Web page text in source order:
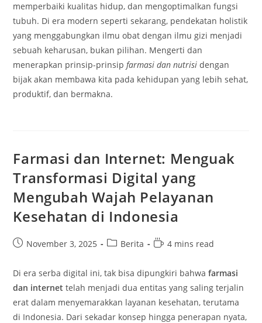
memperbaiki kualitas hidup, dan mengoptimalkan fungsi
tubuh. Di era modern seperti sekarang, pendekatan holistik
yang menggabungkan ilmu obat dengan ilmu gizi menjadi
sebuah keharusan, bukan pilihan. Mengerti dan
menerapkan prinsip-prinsipfarmasi dan nutrisi dengan
bijak akan membawa kita pada kehidupan yang lebih sehat,
produktif, dan bermakna.
Farmasi dan Internet: Menguak
Transformasi Digital yang
Mengubah Wajah Pelayanan
Kesehatan di Indonesia
PostNovember 3, 2025
PostBerita
Reading
4 mins read
Di era serba digital ini, tak bisa dipungkiri bahwafarmasi
dan internet telah menjadi dua entitas yang saling terjalin
erat dalam menyemarakkan layanan kesehatan, terutama
di Indonesia. Dari sekadar konsep hingga penerapan nyata,